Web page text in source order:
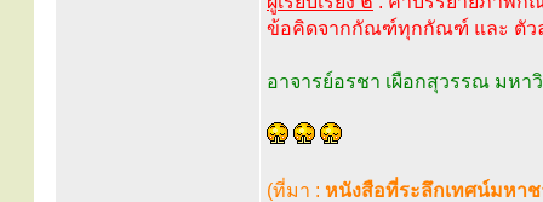
ข้อคิดจากกัณฑ์ทุกกัณฑ์ และ ตั
อาจารย์อรชา เผือกสุวรรณ มห
(ที่มา : หนังสือที่ระลึกเทศน์มหา